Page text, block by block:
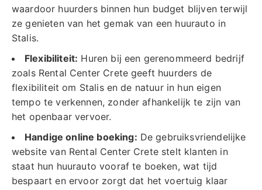
waardoor huurders binnen hun budget blijven terwijl
ze genieten van het gemak van een huurauto in
Stalis.
Flexibiliteit: Huren bij een gerenommeerd bedrijf
zoals Rental Center Crete geeft huurders de
flexibiliteit om Stalis en de natuur in hun eigen
tempo te verkennen, zonder afhankelijk te zijn van
het openbaar vervoer.
Handige online boeking: De gebruiksvriendelijke
website van Rental Center Crete stelt klanten in
staat hun huurauto vooraf te boeken, wat tijd
bespaart en ervoor zorgt dat het voertuig klaar